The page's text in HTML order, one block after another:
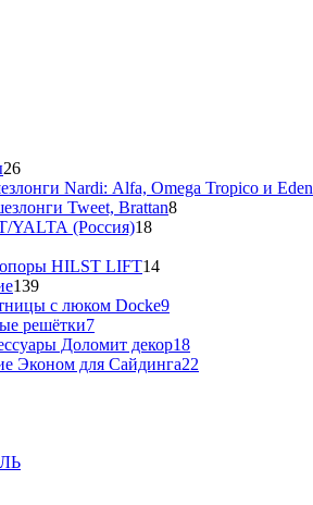
26
Nardi: Alfa, Omega Tropico и Eden
Tweet, Brattan8
Мебель TWEET/YALTA (Россия)18
HILST LIFT14
139
с люком Docke9
решётки7
Доломит декор18
Эконом для Сайдинга22